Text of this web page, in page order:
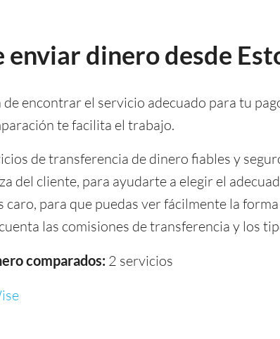
dinero desde
encontrar el servicio adecuado para tu
te facilita el trabajo.
de transferencia de dinero fiables y
del cliente, para ayudarte a elegir el
para que puedas ver fácilmente la
las comisiones de transferencia y los
comparados: 2 servicios